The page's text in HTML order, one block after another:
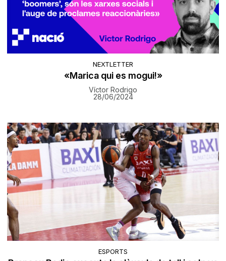
NEXTLETTER
«Marica qui es mogui!»
Víctor Rodrigo
28/06/2024
ESPORTS